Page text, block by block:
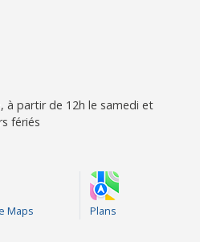
à partir de 12h le samedi et
fériés
Maps Plans